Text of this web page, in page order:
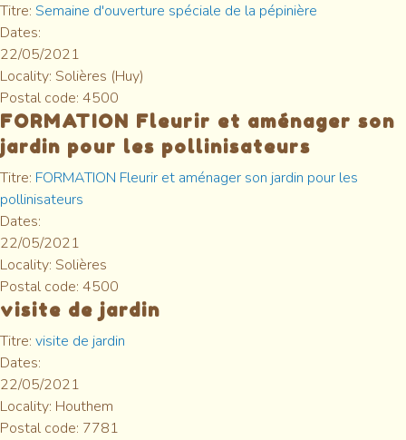
Titre: Semaine d'ouverture spéciale de la pépinière
Dates:
22/05/2021
Locality: Solières (Huy)
Postal code: 4500
FORMATION Fleurir et aménager son
jardin pour les pollinisateurs
Titre: FORMATION Fleurir et aménager son jardin pour les
pollinisateurs
Dates:
22/05/2021
Locality: Solières
Postal code: 4500
visite de jardin
Titre: visite de jardin
Dates:
22/05/2021
Locality: Houthem
Postal code: 7781